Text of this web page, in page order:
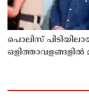
പൊലിസ്
ഒളിത്താവളങ്ങളില്‍